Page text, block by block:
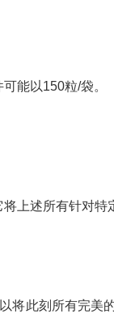
能以150粒/袋。
将上述所有针对特
将此刻所有完美